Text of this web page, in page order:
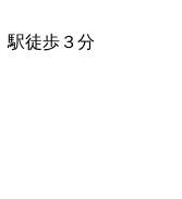
駅徒歩３分